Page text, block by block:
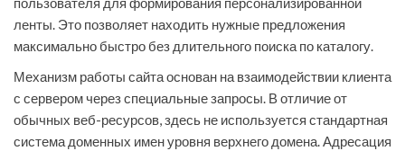
ленты. Это позволяет находить нужные предложения
максимально быстро без длительного поиска по каталогу.
Механизм работы сайта основан на взаимодействии клиента
с сервером через специальные запросы. В отличие от
обычных веб-ресурсов, здесь не используется стандартная
система доменных имен уровня верхнего домена. Адресация